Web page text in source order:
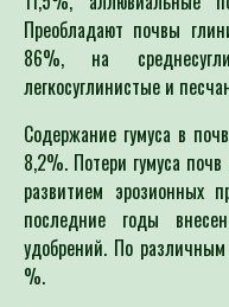
Преобладают почвы
86%, на
легкосуглинистые и
Содержание гумуса в
8,2%. Потери гумуса
развитием эрозионных
последние годы
удобрений. По
%.